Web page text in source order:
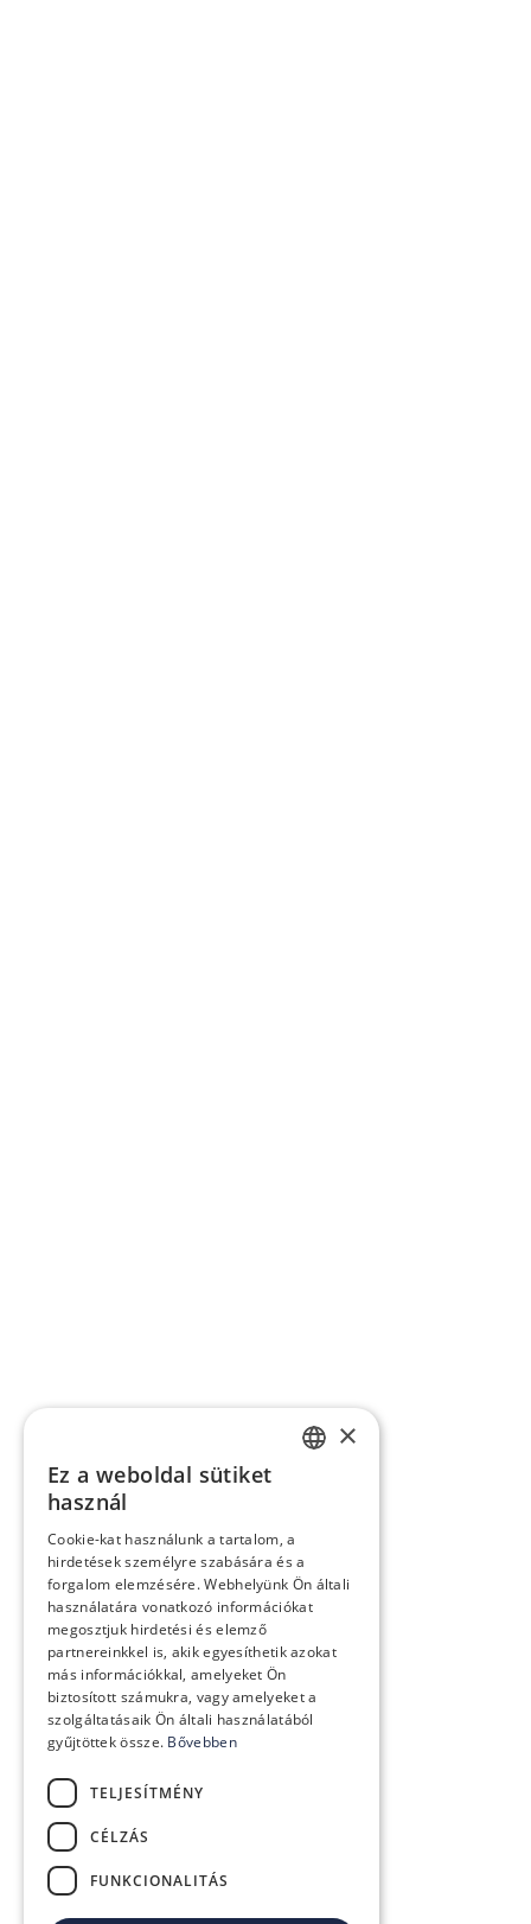
CZECH
ENGLISH
POLISH
×
Ez a weboldal sütiket
használ
Cookie-kat használunk a tartalom, a
hirdetések személyre szabására és a
forgalom elemzésére. Webhelyünk Ön általi
használatára vonatkozó információkat
megosztjuk hirdetési és elemző
partnereinkkel is, akik egyesíthetik azokat
más információkkal, amelyeket Ön
biztosított számukra, vagy amelyeket a
szolgáltatásaik Ön általi használatából
gyűjtöttek össze. Bővebben
TELJESÍTMÉNY
CÉLZÁS
FUNKCIONALITÁS